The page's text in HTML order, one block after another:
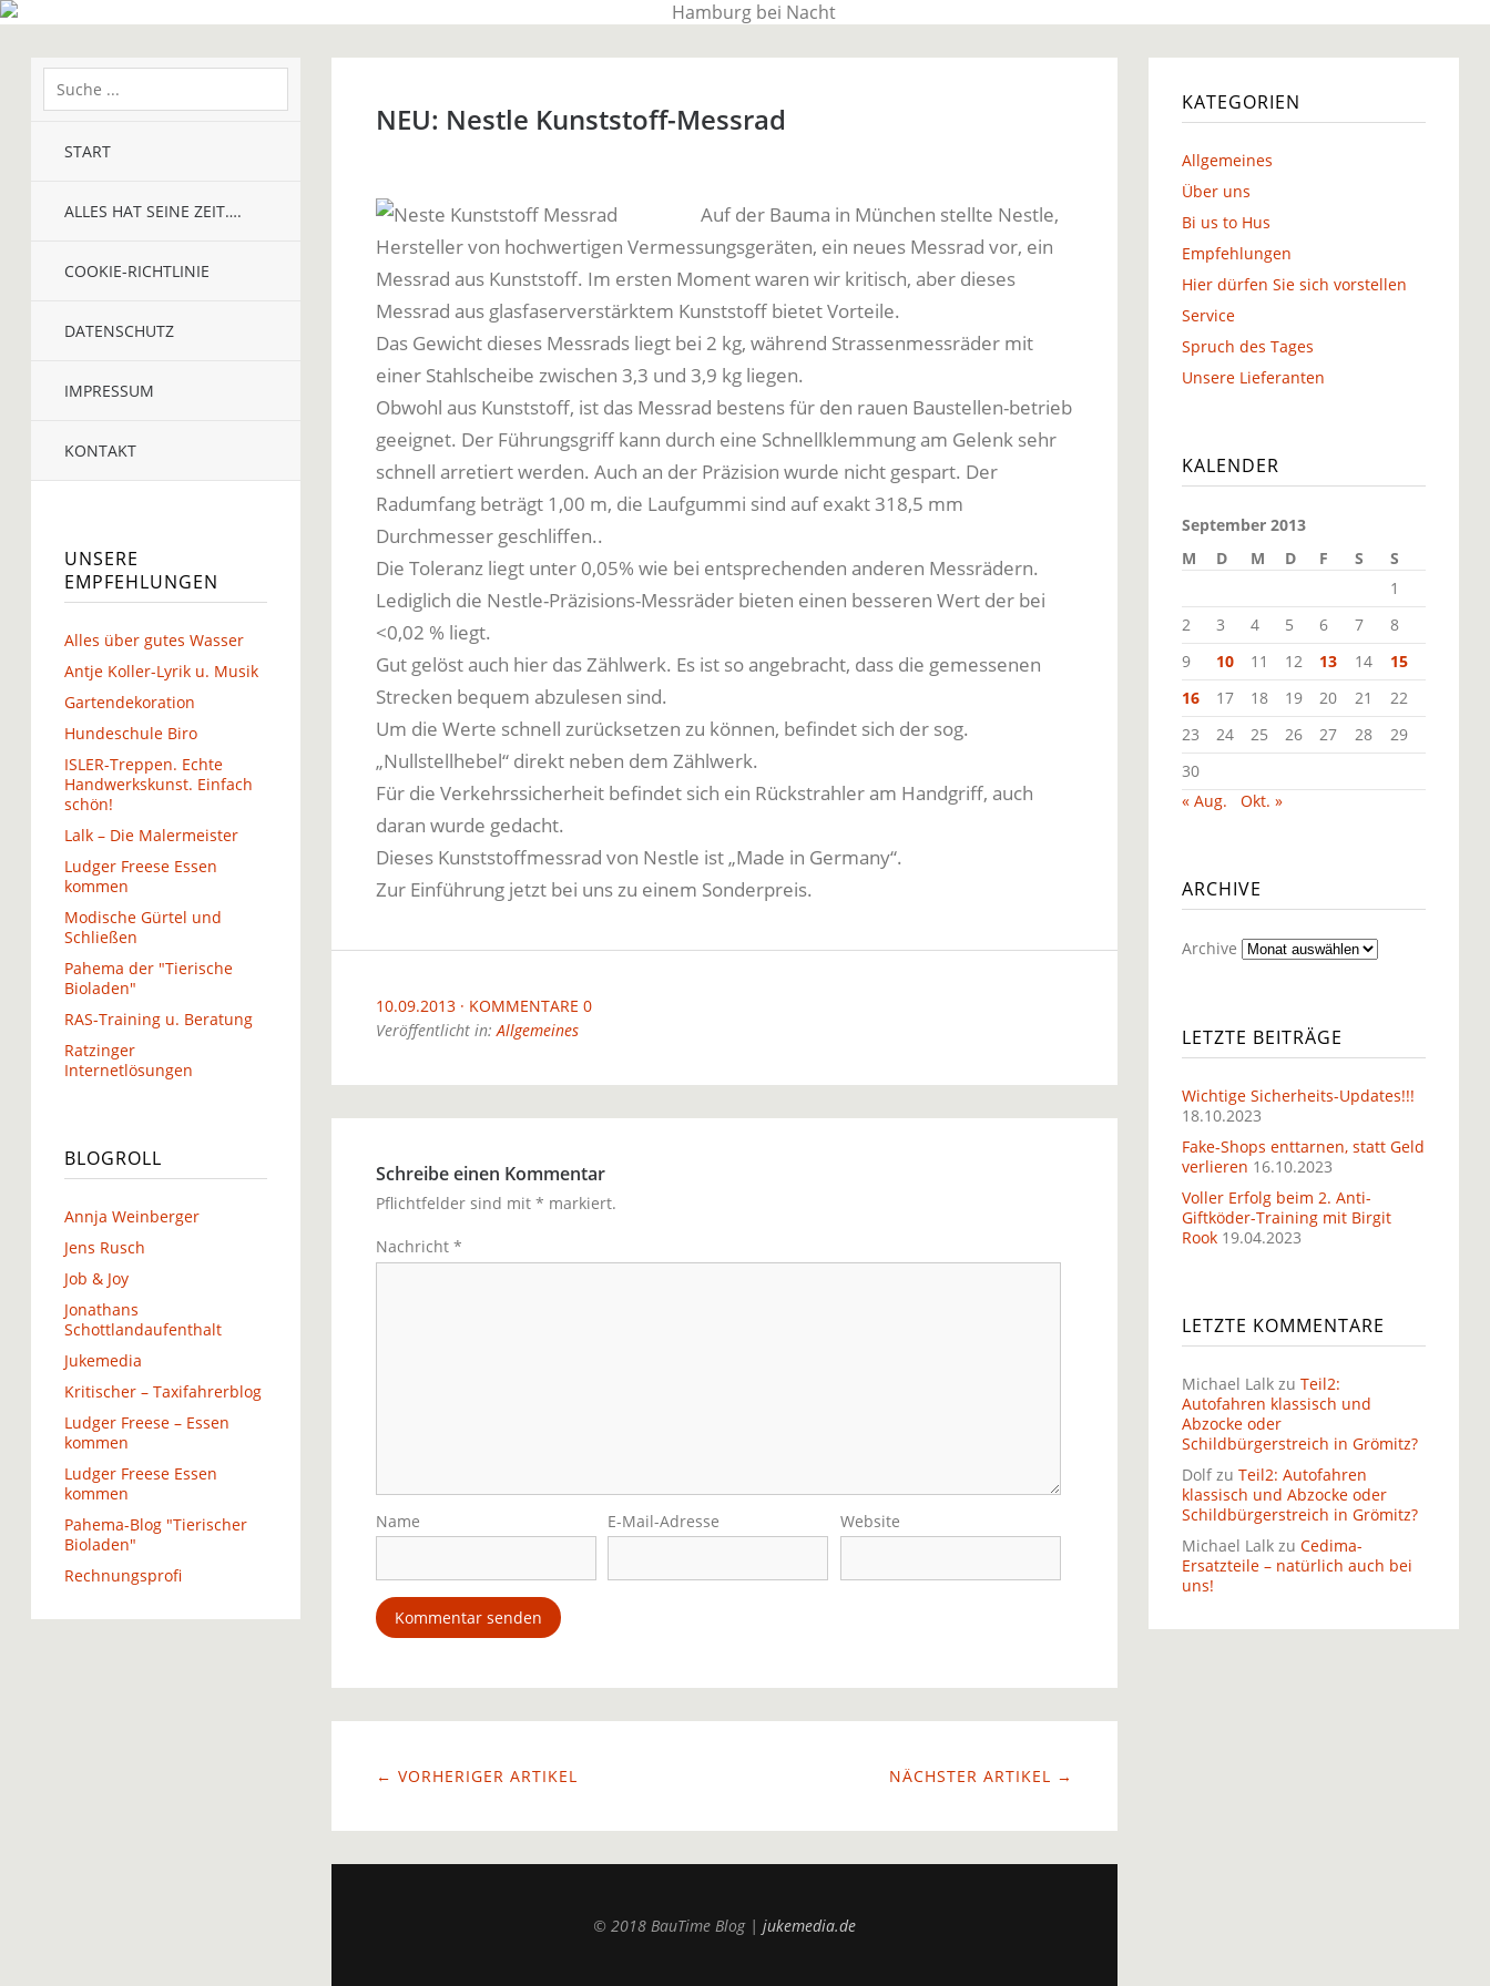
BauTime Blog
START
ALLES HAT SEINE ZEIT….
COOKIE-RICHTLINIE
DATENSCHUTZ
IMPRESSUM
KONTAKT
UNSERE
EMPFEHLUNGEN
Alles über gutes Wasser
Antje Koller-Lyrik u. Musik
Gartendekoration
Hundeschule Biro
ISLER-Treppen. Echte
Handwerkskunst. Einfach
schön!
Lalk – Die Malermeister
Ludger Freese Essen
kommen
Modische Gürtel und
Schließen
Pahema der "Tierische
Bioladen"
RAS-Training u. Beratung
Ratzinger
Internetlösungen
BLOGROLL
Annja Weinberger
Jens Rusch
Job & Joy
Jonathans
Schottlandaufenthalt
Jukemedia
Kritischer – Taxifahrerblog
Ludger Freese – Essen
kommen
Ludger Freese Essen
kommen
Pahema-Blog "Tierischer
Bioladen"
Rechnungsprofi
NEU: Nestle Kunststoff-Messrad
Auf der Bauma in München stellte Nestle,
Hersteller von hochwertigen Vermessungsgeräten, ein neues Messrad vor, ein
Messrad aus Kunststoff. Im ersten Moment waren wir kritisch, aber dieses
Messrad aus glasfaserverstärktem Kunststoff bietet Vorteile.
Das Gewicht dieses Messrads liegt bei 2 kg, während Strassenmessräder mit
einer Stahlscheibe zwischen 3,3 und 3,9 kg liegen.
Obwohl aus Kunststoff, ist das Messrad bestens für den rauen Baustellen-betrieb
geeignet. Der Führungsgriff kann durch eine Schnellklemmung am Gelenk sehr
schnell arretiert werden. Auch an der Präzision wurde nicht gespart. Der
Radumfang beträgt 1,00 m, die Laufgummi sind auf exakt 318,5 mm
Durchmesser geschliffen..
Die Toleranz liegt unter 0,05% wie bei entsprechenden anderen Messrädern.
Lediglich die Nestle-Präzisions-Messräder bieten einen besseren Wert der bei
<0,02 % liegt.
Gut gelöst auch hier das Zählwerk. Es ist so angebracht, dass die gemessenen
Strecken bequem abzulesen sind.
Um die Werte schnell zurücksetzen zu können, befindet sich der sog.
„Nullstellhebel“ direkt neben dem Zählwerk.
Für die Verkehrssicherheit befindet sich ein Rückstrahler am Handgriff, auch
daran wurde gedacht.
Dieses Kunststoffmessrad von Nestle ist „Made in Germany“.
Zur Einführung jetzt bei uns zu einem Sonderpreis.
10.09.2013
KOMMENTARE 0
Veröffentlicht in:Allgemeines
Schreibe einen Kommentar
Pflichtfelder sind mit * markiert.
Nachricht *
Name E-Mail-Adresse Website
NÄCHSTER ARTIKEL →
← VORHERIGER ARTIKEL
© 2018 BauTime Blog | jukemedia.de
KATEGORIEN
Allgemeines
Über uns
Bi us to Hus
Empfehlungen
Hier dürfen Sie sich vorstellen
Service
Spruch des Tages
Unsere Lieferanten
KALENDER
September 2013
M
D M D F S
S
1
2
3 4 5 6 7
8
9
10 11 12 13 14
15
16
17 18 19 20 21
22
23
24 25 26 27 28
29
30
« Aug.
Okt. »
ARCHIVE
Archive
LETZTE BEITRÄGE
Wichtige Sicherheits-Updates!!!
18.10.2023
Fake-Shops enttarnen, statt Geld
verlieren 16.10.2023
Voller Erfolg beim 2. Anti-
Giftköder-Training mit Birgit
Rook 19.04.2023
LETZTE KOMMENTARE
Michael Lalkzu Teil2:
Autofahren klassisch und
Abzocke oder
Schildbürgerstreich in Grömitz?
Dolfzu Teil2: Autofahren
klassisch und Abzocke oder
Schildbürgerstreich in Grömitz?
Michael Lalkzu Cedima-
Ersatzteile – natürlich auch bei
uns!